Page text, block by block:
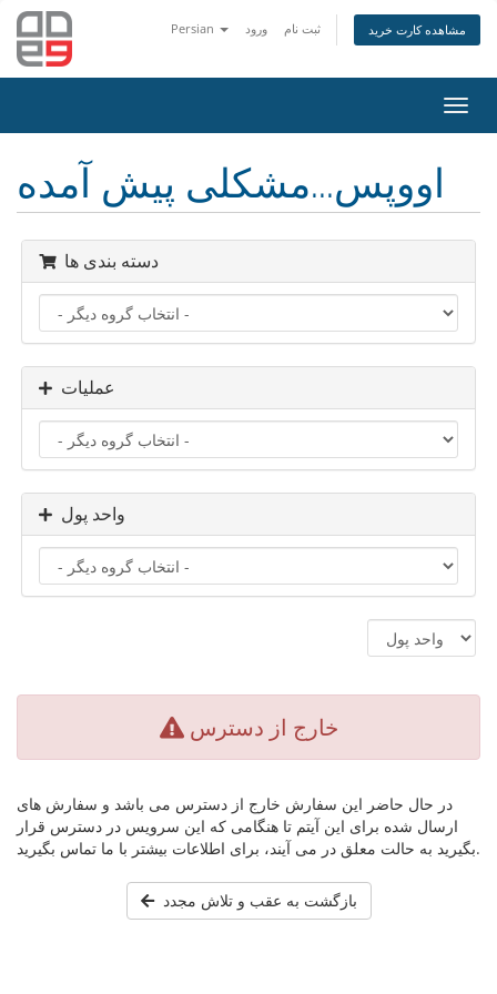
Persian ورود ثبت نام مشاهده کارت خرید
تغییر
اووپس...مشکلی پیش آمده
دسته بندی ها
عملیات
واحد پول
خارج از دسترس
در حال حاضر این سفارش خارج از دسترس می باشد و سفارش های
ارسال شده برای این آیتم تا هنگامی که این سرویس در دسترس قرار
بگیرید به حالت معلق در می آیند، برای اطلاعات بیشتر با ما تماس بگیرید.
بازگشت به عقب و تلاش مجدد